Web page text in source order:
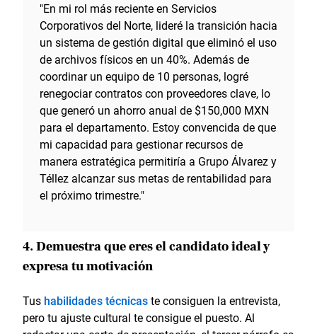
"En mi rol más reciente en Servicios
Corporativos del Norte, lideré la transición hacia
un sistema de gestión digital que eliminó el uso
de archivos físicos en un 40%. Además de
coordinar un equipo de 10 personas, logré
renegociar contratos con proveedores clave, lo
que generó un ahorro anual de $150,000 MXN
para el departamento. Estoy convencida de que
mi capacidad para gestionar recursos de
manera estratégica permitiría a Grupo Álvarez y
Téllez alcanzar sus metas de rentabilidad para
el próximo trimestre."
4. Demuestra que eres el candidato ideal y
expresa tu motivación
Tus habilidades técnicaste consiguen la entrevista,
pero tu ajuste cultural te consigue el puesto. Al